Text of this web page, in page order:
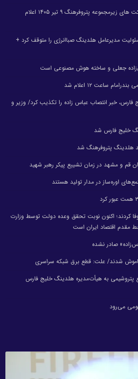
نتایج آزمون استخدامی شرکت های زیرمجموعه پتروفرهنگ ۹ تیر ۱۴۰۵ اعلام
مدیرعامل هلدینگ صباانرژی را متوقف کرد +
جعلی و ساخته هوش مصنوعی است
ساعت ۱۲ اعلام شد
خبر انتصاب عباس زاده را تکذیب کرد/ وزیر و
خلیج فارس شد
هلدینگ پتروفرهنگ شد
قم و مشهد در زمان تشییع پیکر رهبر شهید
اوره‌ساز در مدار تولید هستند
کردند؛ اکنون نوبت تحقق وعده دولت توسط وزارت
مقدم اقتصاد ایران است
صادر نشده
شدند/ علت: قطع برق شبکه سراسری
پتروشیمی به هیأت‌مدیره هلدینگ خلیج فارس